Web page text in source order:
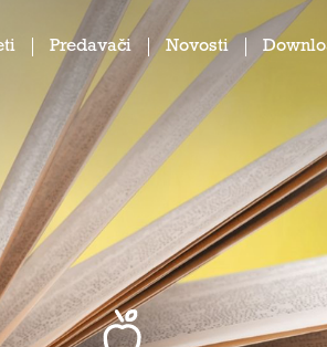
Predavači Novosti